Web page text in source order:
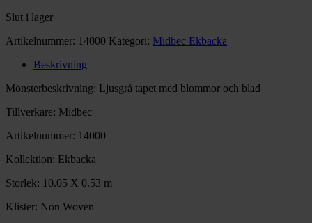
priset
899kr.199kr.
Slut i lager
Artikelnummer: 14000 Kategori: Midbec Ekbacka
Beskrivning
Mönsterbeskrivning: Ljusgrå tapet med blommor och blad
Tillverkare: Midbec
Artikelnummer: 14000
Kollektion: Ekbacka
Storlek: 10.05 X 0.53 m
Klister: Non Woven